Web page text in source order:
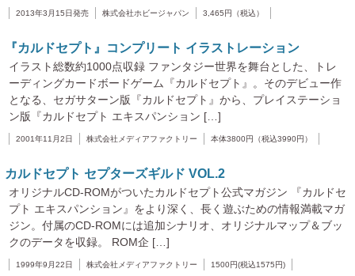
2013年3月15日発売 株式会社ホビージャパン 3,465円（税込）
『カルドセプト』コンプリート イラストレーション
イラスト総数約1000点収録 ファンタジー世界を舞台とした、トレ
ーディングカードボードゲーム『カルドセプト』。そのデビュー作
となる、セガサターン版『カルドセプト』から、プレイステーショ
ン版『カルドセプト エキスパンション […]
2001年11月2日 株式会社メディアファクトリー 本体3800円（税込3990円）
カルドセプト セプターズギルド VOL.2
オリジナルCD-ROMがついたカルドセプト公式マガジン 『カルドセ
プト エキスパンション』をより深く、長く遊ぶための情報満載マガ
ジン。付属のCD-ROMには追加シナリオ、オリジナルマップ＆ブッ
クのデータを収録。 ROM企 […]
1999年9月22日 株式会社メディアファクトリー 1500円(税込1575円)